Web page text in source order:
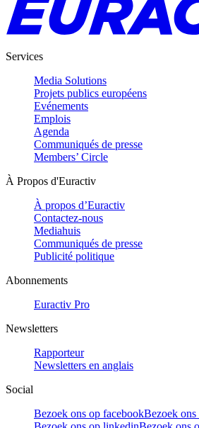
Services
Media Solutions
Projets publics européens
Evénements
Emplois
Agenda
Communiqués de presse
Members’ Circle
À Propos d'Euractiv
À propos d’Euractiv
Contactez-nous
Mediahuis
Communiqués de presse
Publicité politique
Abonnements
Euractiv Pro
Newsletters
Rapporteur
Newsletters en anglais
Social
Bezoek ons op facebookBezoek